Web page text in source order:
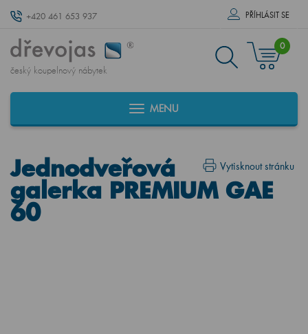
+420 461 653 937 PŘÍHLÁSIT SE
český koupelnový nábytek
0
MENU
Vytisknout stránku
Jednodveřová
galerka PREMIUM GAE
60